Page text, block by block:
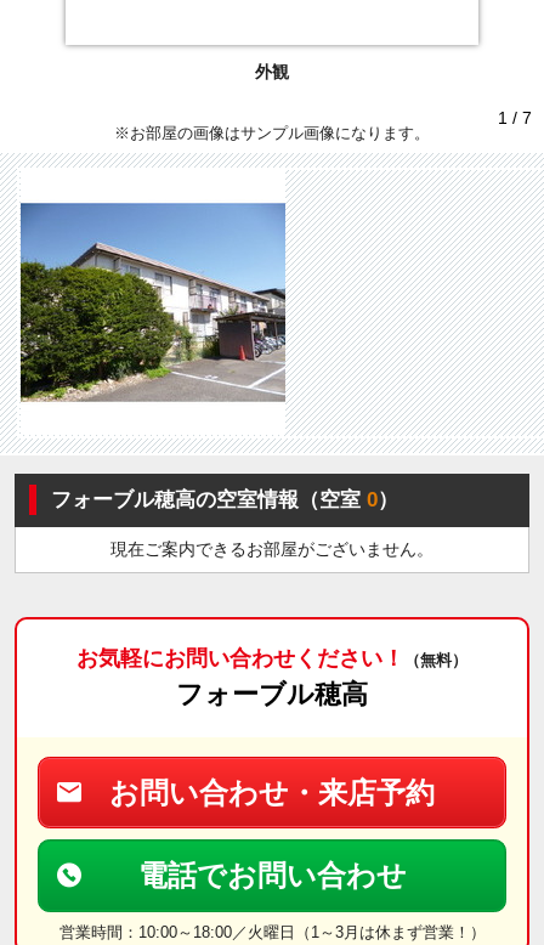
外観
1 / 7
※お部屋の画像はサンプル画像になります。
フォーブル穂高の空室情報（空室0）
現在ご案内できるお部屋がございません。
お気軽にお問い合わせください！ （無料）
フォーブル穂高
お問い合わせ・来店予約
電話でお問い合わせ
営業時間：10:00～18:00／火曜日（1～3月は休まず営業！）